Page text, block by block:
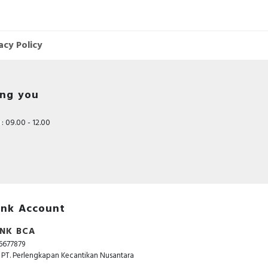
Policy
you
09.00 - 12.00
Account
BCA
PT. Perlengkapan Kecantikan Nusantara